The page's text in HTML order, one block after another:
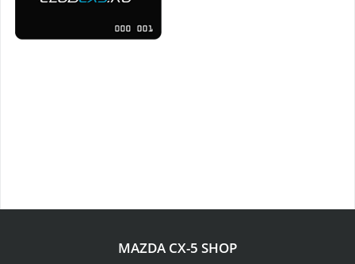
MAZDA CX-5 SHOP